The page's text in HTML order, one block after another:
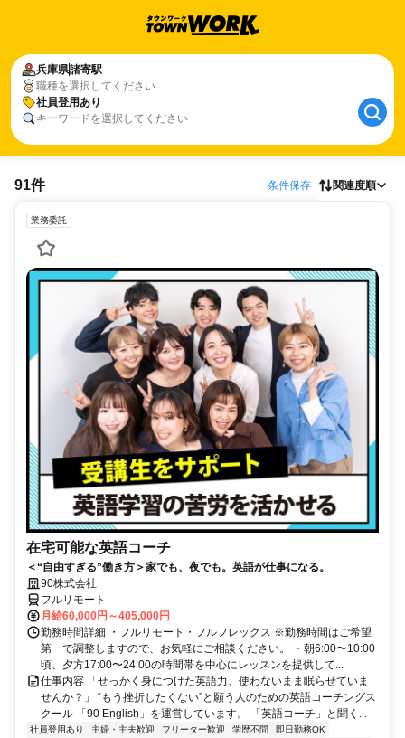
兵庫県諸寄駅
職種を選択してください
社員登用あり
キーワードを選択してください
91件 条件保存 関連度順
業務委託
在宅可能な英語コーチ
＜“自由すぎる”働き方＞家でも、夜でも。英語が仕事になる。
90株式会社
フルリモート
月給60,000円～405,000円
勤務時間詳細 ・フルリモート・フルフレックス ※勤務時間はご希望
第一で調整しますので、お気軽にご相談ください。 ・朝6:00〜10:00
頃、夕方17:00〜24:00の時間帯を中心にレッスンを提供して...
仕事内容 「せっかく身につけた英語力、使わないまま眠らせていま
せんか？」 “もう挫折したくない”と願う人のための英語コーチングス
クール 「90 English」を運営しています。 「英語コーチ」と聞く...
社員登用あり 主婦・主夫歓迎 フリーター歓迎 学歴不問
即日勤務OK